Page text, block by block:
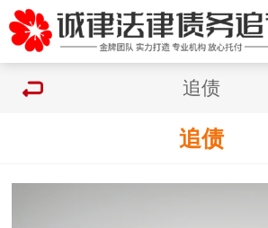
追债
追债